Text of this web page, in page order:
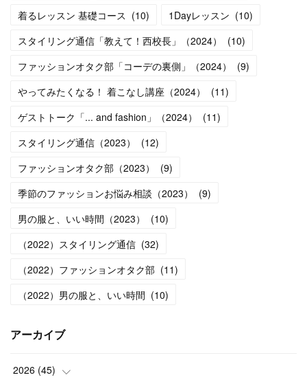
着るレッスン 基礎コース (10) 1Dayレッスン (10)
スタイリング通信「教えて！西校長」（2024）
(10)
ファッションオタク部「コーデの裏側」（2024）
(9)
やってみたくなる！ 着こなし講座（2024）
(11)
ゲストトーク「... and fashion」（2024）
(11)
スタイリング通信（2023）
(12)
ファッションオタク部（2023）
(9)
季節のファッションお悩み相談（2023）
(9)
男の服と、いい時間（2023）
(10)
（2022）スタイリング通信 (32)
（2022）ファッションオタク部 (11)
（2022）男の服と、いい時間 (10)
アーカイブ
2026 (45)